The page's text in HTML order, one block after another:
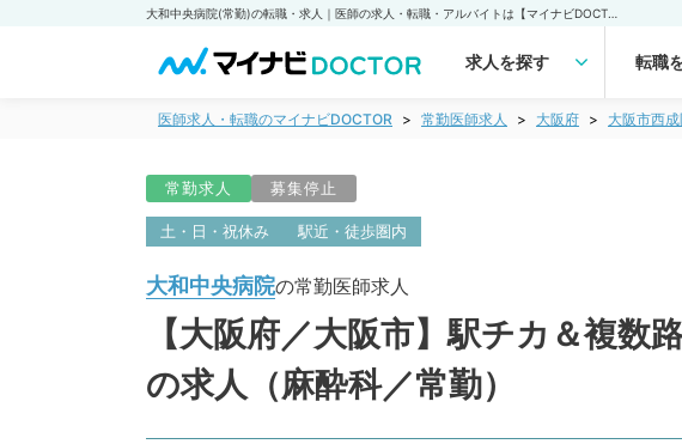
求人を探す 転職
医師求人・転職のマイナビDOCTOR 常勤医師求人 大阪府 大阪市西成
常勤求人 募集停止
土・日・祝休み 駅近・徒歩圏内
大和中央病院の常勤医師求人
【大阪府／大阪市】駅チカ＆複
の求人（麻酔科／常勤）